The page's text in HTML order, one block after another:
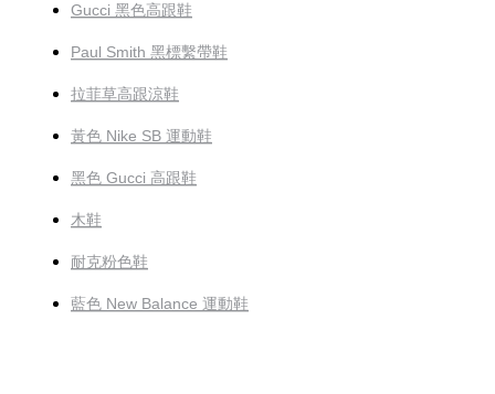
Gucci 黑色高跟鞋
Paul Smith 黑標繫帶鞋
拉菲草高跟涼鞋
黃色 Nike SB 運動鞋
黑色 Gucci 高跟鞋
木鞋
耐克粉色鞋
藍色 New Balance 運動鞋